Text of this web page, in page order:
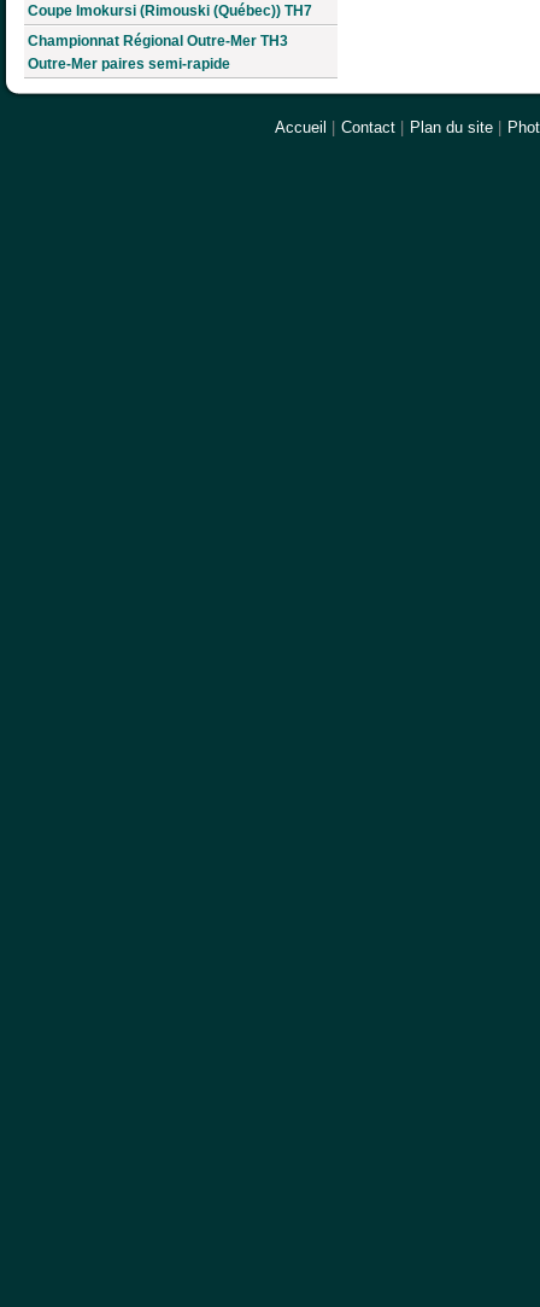
Coupe Imokursi (Rimouski (Québec)) TH7
Championnat Régional Outre-Mer TH3
Outre-Mer paires semi-rapide
Accueil Contact Plan du site